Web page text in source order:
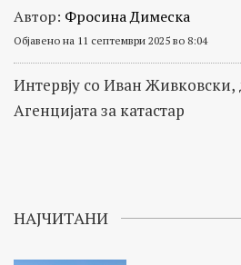
Автор: Фросина Димеска
Објавено на 11 септември 2025 во 8:04
Интервју со Иван Живковски,
Агенцијата за катастар
НАЈЧИТАНИ